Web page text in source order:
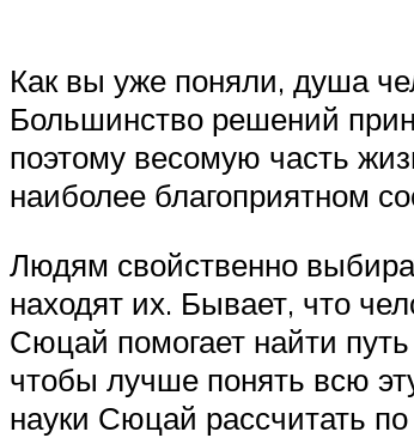
Как вы уже поняли, душа
Большинство решений
поэтому весомую часть
наиболее благоприятном
Людям свойственно
находят их. Бывает, что
Сюцай помогает найти
чтобы лучше понять всю
науки Сюцай рассчитать